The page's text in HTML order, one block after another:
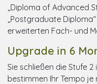
„Diploma of Advanced
„Postgraduate
erweiterten Fach- und
Upgrade in 6
Sie schließen die Stufe
bestimmen Ihr Tempo